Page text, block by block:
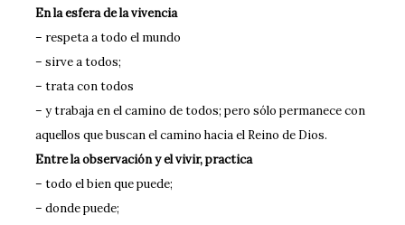
En la esfera de la vivencia
– respeta a todo el mundo
– sirve a todos;
– trata con todos
– y trabaja en el camino de todos; pero sólo permanece con
aquellos que buscan el camino hacia el Reino de Dios.
Entre la observación y el vivir, practica
– todo el bien que puede;
– donde puede;